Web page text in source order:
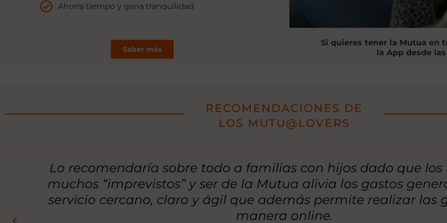
Ahorra tiempo y gana tranquilidad
Saber más
Si quieres tener la Mutua en
la App desde
RECOMENDACIONES DE
LOS MUTU@LOVERS
La Mutua es un servicio útil y complementario a otras
valor al colectivo de empleados de CaixaBank con una gestión
funcional y operativa a través de la app.